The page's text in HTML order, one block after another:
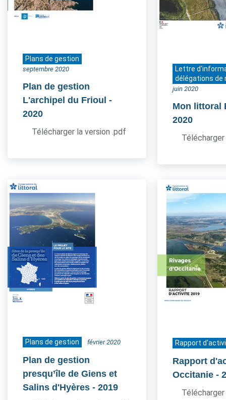
Plans de gestion
septembre 2020
Plan de gestion
L'archipel du Frioul -
2020
Télécharger la version .pdf
Lettre
délégations de
juin 2020
Mon littoral
2020
Plans de gestion février 2020
Plan de gestion
presqu’île de Giens et
Salins d'Hyères - 2019
Rapport
Rapport
Occitanie -